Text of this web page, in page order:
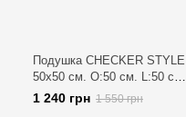
Подушка CHECKER STYLE
50х50 см. O:50 см. L:50 см.
1000471646
1 240 грн 1 550 грн